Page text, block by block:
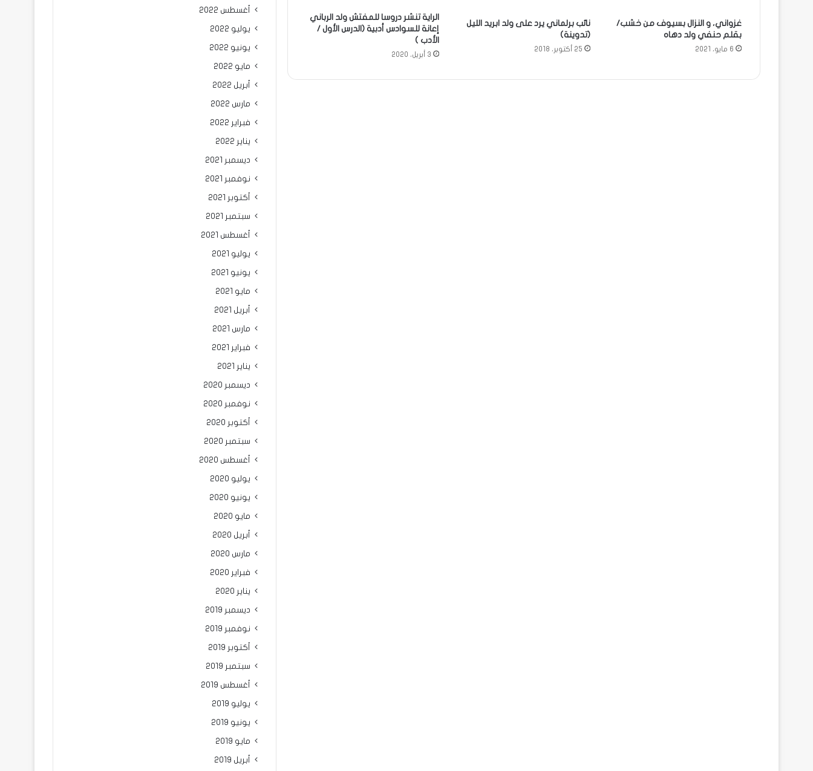
غزواني، و النزال بسيوف من خشب/
بقلم حنفي ولد دهاه
6 مايو، 2021
نائب برلماني يرد على ولد ابريد الليل
(تدوينة)
25 أكتوبر، 2018
الراية تنشر دروسا للمفتش ولد الرباني
إعانة للسوادس أدبية (الدرس الأول /
الأدب )
3 أبريل، 2020
أغسطس 2022
يوليو 2022
يونيو 2022
مايو 2022
أبريل 2022
مارس 2022
فبراير 2022
يناير 2022
ديسمبر 2021
نوفمبر 2021
أكتوبر 2021
سبتمبر 2021
أغسطس 2021
يوليو 2021
يونيو 2021
مايو 2021
أبريل 2021
مارس 2021
فبراير 2021
يناير 2021
ديسمبر 2020
نوفمبر 2020
أكتوبر 2020
سبتمبر 2020
أغسطس 2020
يوليو 2020
يونيو 2020
مايو 2020
أبريل 2020
مارس 2020
فبراير 2020
يناير 2020
ديسمبر 2019
نوفمبر 2019
أكتوبر 2019
سبتمبر 2019
أغسطس 2019
يوليو 2019
يونيو 2019
مايو 2019
أبريل 2019